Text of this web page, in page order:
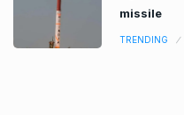
missile
TRENDING